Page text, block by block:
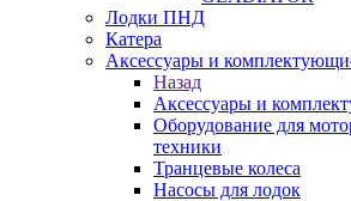
Лодки ПНД
Катера
Аксессуары и
Назад
Аксессуары и
Оборудование для
техники
Транцевые колеса
Насосы для лодок